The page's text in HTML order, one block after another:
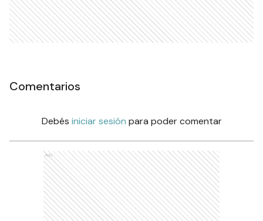
Comentarios
Debés iniciar sesión para poder comentar
Ads